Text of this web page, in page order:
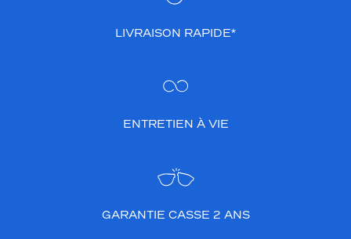
LIVRAISON RAPIDE*
ENTRETIEN À VIE
GARANTIE CASSE 2 ANS